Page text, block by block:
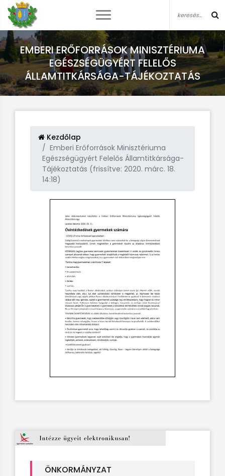
EMBERI ERŐFORRÁSOK MINISZTÉRIUMA
EGÉSZSÉGÜGYÉRT FELELŐS
ÁLLAMTITKÁRSÁGA-TÁJÉKOZTATÁS
ÖNKORMÁNYZAT
Kezdőlap
Emberi Erőforrások Minisztériuma
Egészségügyért Felelős Államtitkársága-
Tájékoztatás (frissítve: 2020. márc. 18.
14:18)